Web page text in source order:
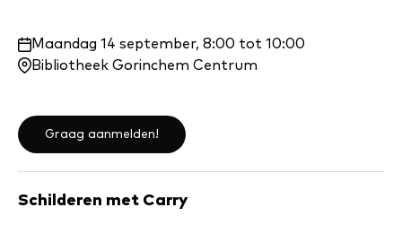
Waar
en
Maandag 14 september, 8:00 tot 10:00
Bibliotheek Gorinchem Centrum
Graag aanmelden!
Schilderen met Carry